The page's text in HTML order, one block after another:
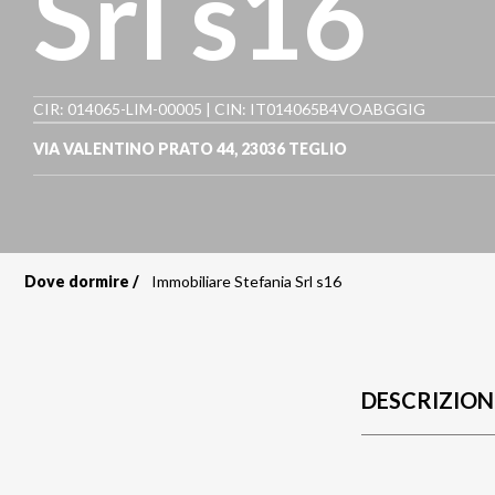
CIR: 014065-LIM-00005 | CIN: IT014065B4VOABGGIG
VIA VALENTINO PRATO 44, 23036 TEGLIO
Dove dormire Immobiliare Stefania Srl s16